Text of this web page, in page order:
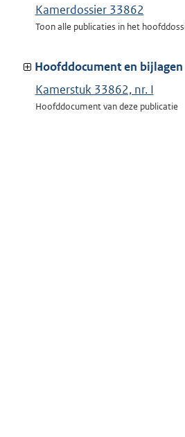
Kamerdossier 33862
Toon alle publicaties in het
Hoofddocument en bijlagen
Kamerstuk 33862, nr. I
Hoofddocument van deze publicatie